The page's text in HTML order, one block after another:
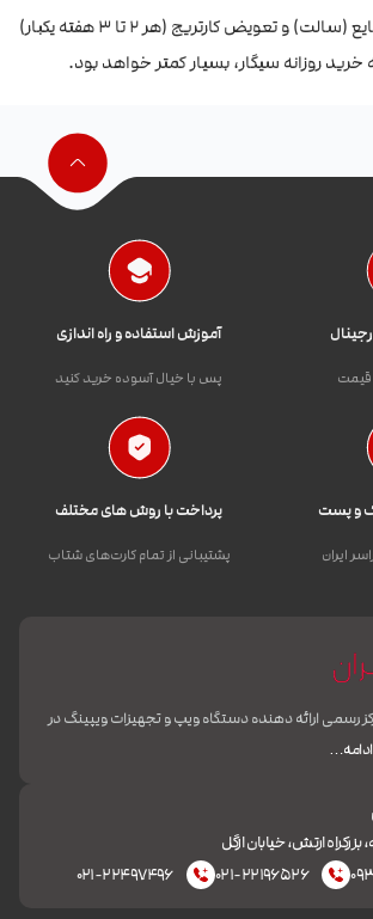
تنها هزینه شما خرید مایع (سالت) و تعویض کارتریج (هر ۲ تا ۳ هفته یکبار)
روزانه سیگار، بسیار کمتر خواهد بود.
قیمت
آموزش استفاده و راه اندازی
پس با خیال آسوده خرید کنید
و پست
ایران
پرداخت با روش های مختلف
پشتیبانی از تمام کارت‌های شتاب
رسمی ارائه دهنده دستگاه ویپ و تجهیزات ویپینگ در
ادامه…
ارتش، خیابان ازگل
۰۲۱-۲۲۱۹۶۵۲۶ ۰۲۱-۲۲۴۹۷۴۹۶